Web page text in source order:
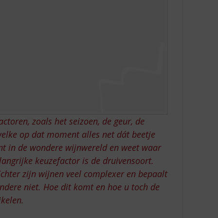
zoals het seizoen, de geur, de
op dat moment alles net dát beetje
in de wondere wijnwereld en weet waar
keuzefactor is de druivensoort.
zijn wijnen veel complexer en bepaalt
niet. Hoe dit komt en hoe u toch de